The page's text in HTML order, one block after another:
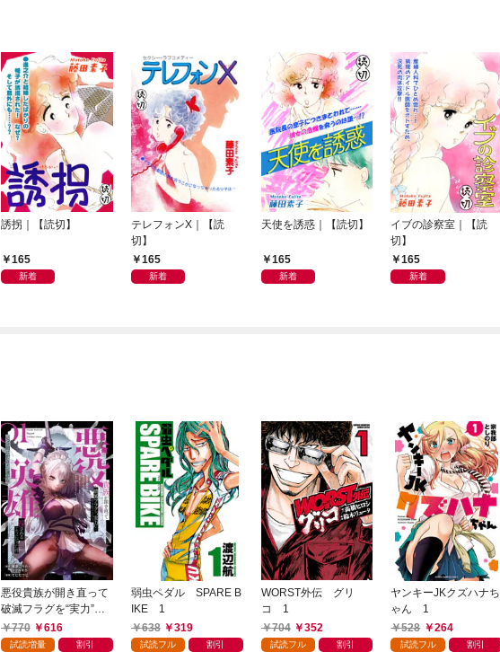
誘拐｜【読切】
165
新着
テレフォンX｜【読
切】
165
新着
天使を誘惑｜【読切】
165
新着
イブの診察室｜【読
切】
165
新着
悪役貴族が開き直って
破滅フラグを“実力”で
叩き折っていたら、い
つの間にかヒロイン達
770 616
試読増量 割引
弱虫ペダル SPARE B
IKE 1
638
319
試読フル 割引
WORST外伝 グリ
コ 1
704
352
試読フル 割引
ヤンキーJKクズハナち
ゃん 1
528
264
試読フル 割引